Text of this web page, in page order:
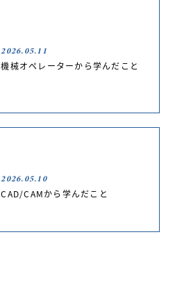
2026.05.11
機械オペレーターから学んだこと
2026.05.10
CAD/CAMから学んだこと